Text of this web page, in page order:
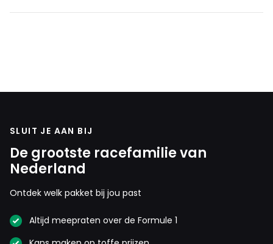
SLUIT JE AAN BIJ
De grootste racefamilie van
Nederland
Ontdek welk pakket bij jou past
Altijd meepraten over de Formule 1